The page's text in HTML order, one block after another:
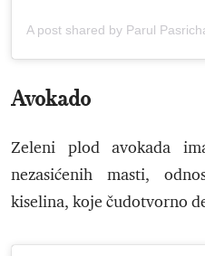
Avokado
Zeleni plod avokada
nezasićenih masti,
kiselina, koje čudotvorno